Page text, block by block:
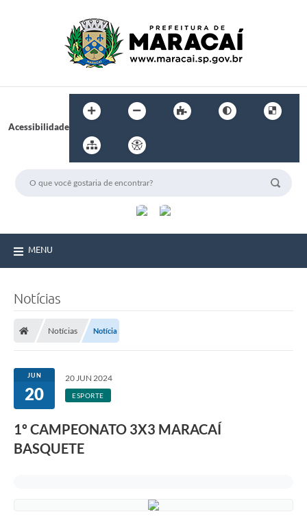
Acessibilidade
MENU
Notícias
Notícias Notícia
JUN
20
20 JUN 2024
ESPORTE
1º CAMPEONATO 3X3 MARACAÍ
BASQUETE